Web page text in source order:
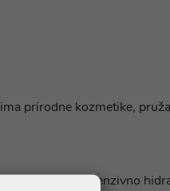
prirodne kozmetike,
je teksture, intenzivno